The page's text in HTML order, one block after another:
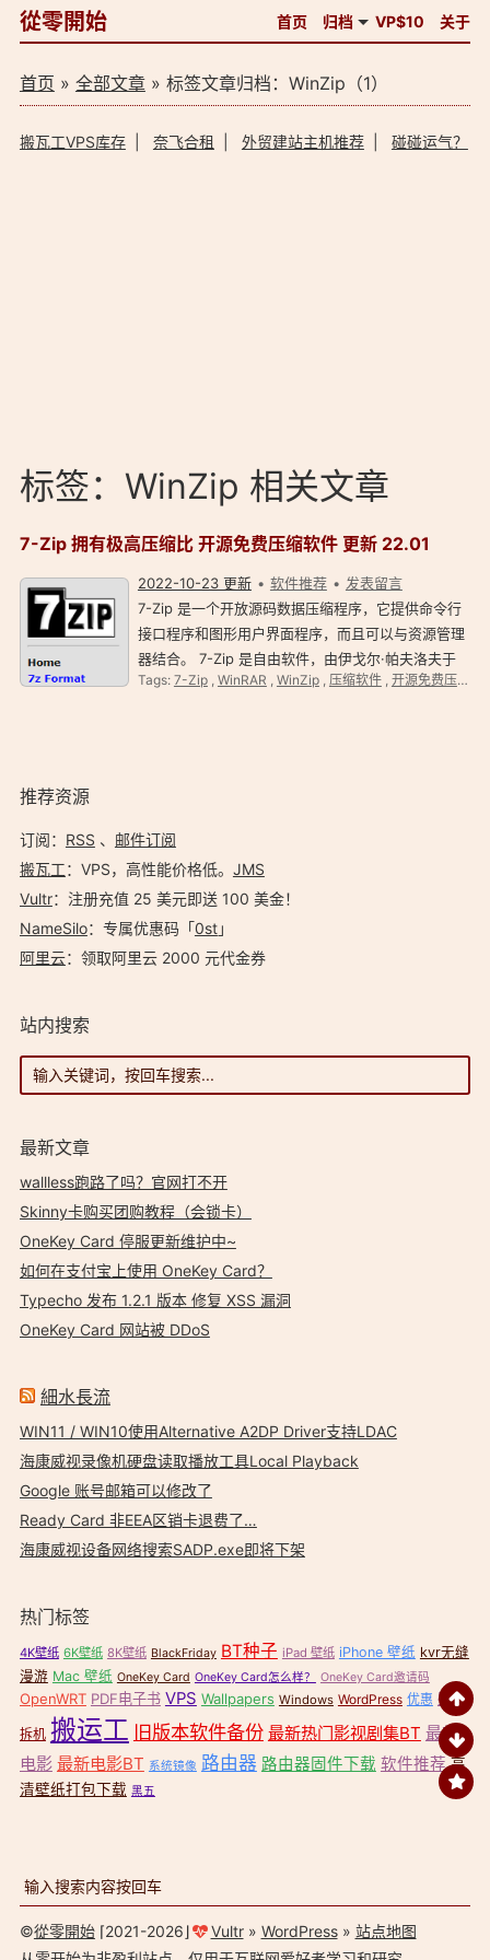
從零開始 首页 归档 VP$10 关于
首页 » 全部文章» 标签文章归档：WinZip（1）
搬瓦工VPS库存| 奈飞合租 外贸建站主机推荐| 碰碰运气？
标签：WinZip 相关文章
7-Zip 拥有极高压缩比 开源免费压缩软件 更新 22.01
2022-10-23 更新 软件推荐
发表留言
7-Zip 是一个开放源码数据压缩程序，它提供命令行
接口程序和图形用户界面程序，而且可以与资源管理
器结合。 7-Zip 是自由软件，由伊戈尔·帕夫洛夫于
1999 年开始发展，并把主体在 GNU LGPL 下发布；
Tags: 7-Zip, WinRAR , WinZip, 压缩软件, 开源免费压缩软件
推荐资源
订阅： RSS 、 邮件订阅
搬瓦工：VPS，高性能价格低。️ JMS
Vultr：注册充值 25 美元即送 100 美金！
NameSilo：专属优惠码「0st」
阿里云：领取阿里云 2000 元代金券
站内搜索
最新文章
wallless跑路了吗？官网打不开
Skinny卡购买团购教程（会锁卡）
OneKey Card 停服更新维护中~
如何在支付宝上使用 OneKey Card？
Typecho 发布 1.2.1 版本 修复 XSS 漏洞
OneKey Card 网站被 DDoS
細水長流
WIN11 / WIN10使用Alternative A2DP Driver支持LDAC
海康威视录像机硬盘读取播放工具Local Playback
Google 账号邮箱可以修改了
Ready Card 非EEA区销卡退费了…
海康威视设备网络搜索SADP.exe即将下架
热门标签
4K壁纸 6K壁纸 8K壁纸 BlackFriday BT种子 iPad 壁纸 iPhone 壁纸 kvr无缝
漫游 Mac 壁纸 OneKey Card OneKey Card怎么样？ OneKey Card邀请码
OpenWRT PDF电子书 VPS Wallpapers Windows WordPress 优惠 壁纸
拆机 搬运工 旧版本软件备份 最新热门影视剧集BT 最新
电影 最新电影BT 系统镜像 路由器 路由器固件下载 软件推荐 高
清壁纸打包下载 黑五
©從零開始⌈2021-2026⌋ Vultr» WordPress» 站点地图